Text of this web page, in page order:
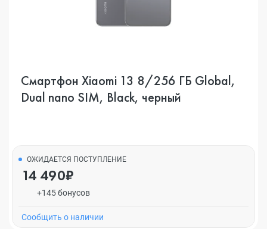
Смартфон Xiaomi 13 8/256 ГБ Global,
Dual nano SIM, Black, черный
ОЖИДАЕТСЯ ПОСТУПЛЕНИЕ
14 490₽
+145 бонусов
Cообщить о наличии